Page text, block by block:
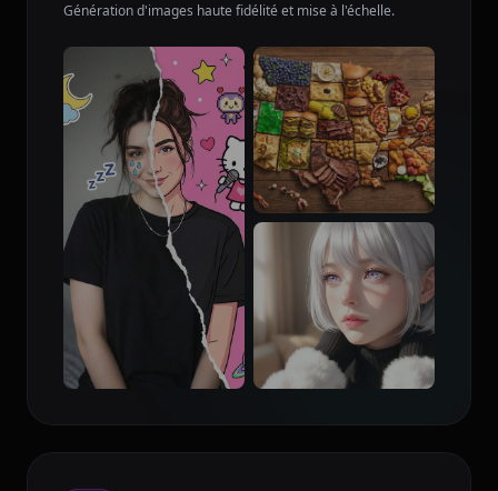
Génération d'images haute fidélité et mise à l'échelle.